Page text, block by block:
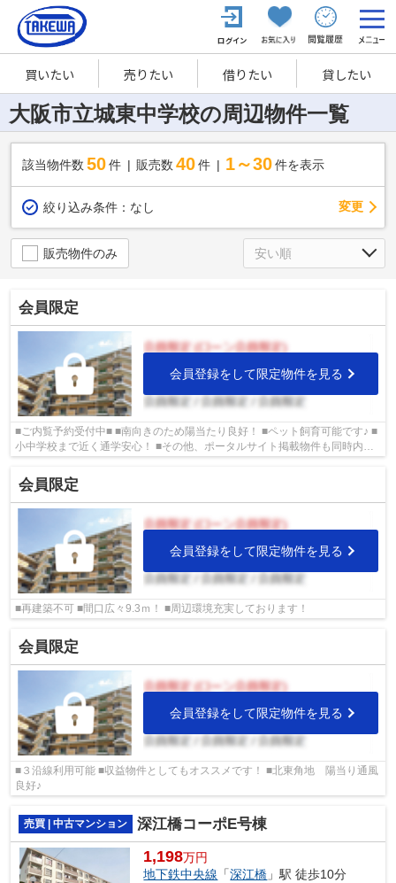
買いたい 売りたい 借りたい 貸したい
大阪市立城東中学校の周辺物件一覧
該当物件数 50件 販売数 40 件 1～30 件を表示
絞り込み条件： なし 変更
販売物件のみ
会員限定
会員登録をして限定物件を見る
■ご内覧予約受付中■ ■南向きのため陽当たり良好！ ■ペット飼育可能です♪ ■
小中学校まで近く通学安心！ ■その他、ポータルサイト掲載物件も同時内覧
会員限定
会員登録をして限定物件を見る
■再建築不可 ■間口広々9.3ｍ！ ■周辺環境充実しております！
会員限定
会員登録をして限定物件を見る
■３沿線利用可能 ■収益物件としてもオススメです！ ■北東角地 陽当り通風
良好♪
売買 | 中古マンション 深江橋コーポE号棟
1,198万円
地下鉄中央線 「深江橋 」駅 徒歩10分